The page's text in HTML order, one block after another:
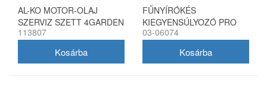
AL-KO MOTOR-OLAJ
SZERVIZ SZETT 4GARDEN
113807
FŰNYÍRÓKÉS
KIEGYENSÚLYOZÓ PRO
03-06074